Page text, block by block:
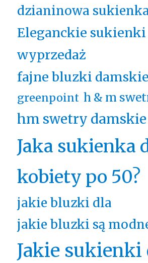
dzianinowa
Eleganckie sukienki
wyprzedaż
fajne bluzki damskie
greenpoint h & m
hm swetry damskie
Jaka sukienka
kobiety po 50?
jakie bluzki dla
jakie bluzki są
Jakie sukienki